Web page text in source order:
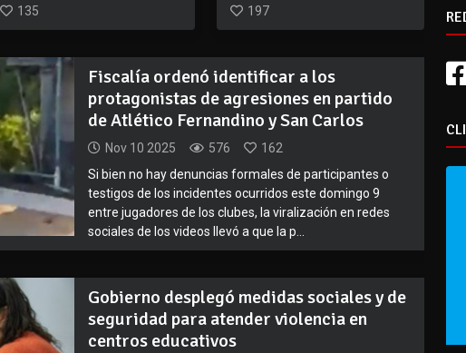
135
197
Fiscalía ordenó identificar a los
protagonistas de agresiones en partido
de Atlético Fernandino y San Carlos
Nov 10 2025 576
162
Si bien no hay denuncias formales de participantes o
testigos de los incidentes ocurridos este domingo 9
entre jugadores de los clubes, la viralización en redes
sociales de los videos llevó a que la p...
Gobierno desplegó medidas sociales y de
seguridad para atender violencia en
centros educativos